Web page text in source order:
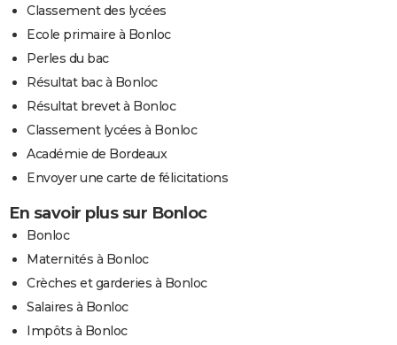
Classement des lycées
Ecole primaire à Bonloc
Perles du bac
Résultat bac à Bonloc
Résultat brevet à Bonloc
Classement lycées à Bonloc
Académie de Bordeaux
Envoyer une carte de félicitations
En savoir plus sur Bonloc
Bonloc
Maternités à Bonloc
Crèches et garderies à Bonloc
Salaires à Bonloc
Impôts à Bonloc